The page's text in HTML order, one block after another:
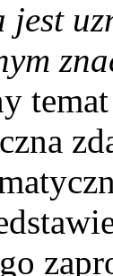
jest